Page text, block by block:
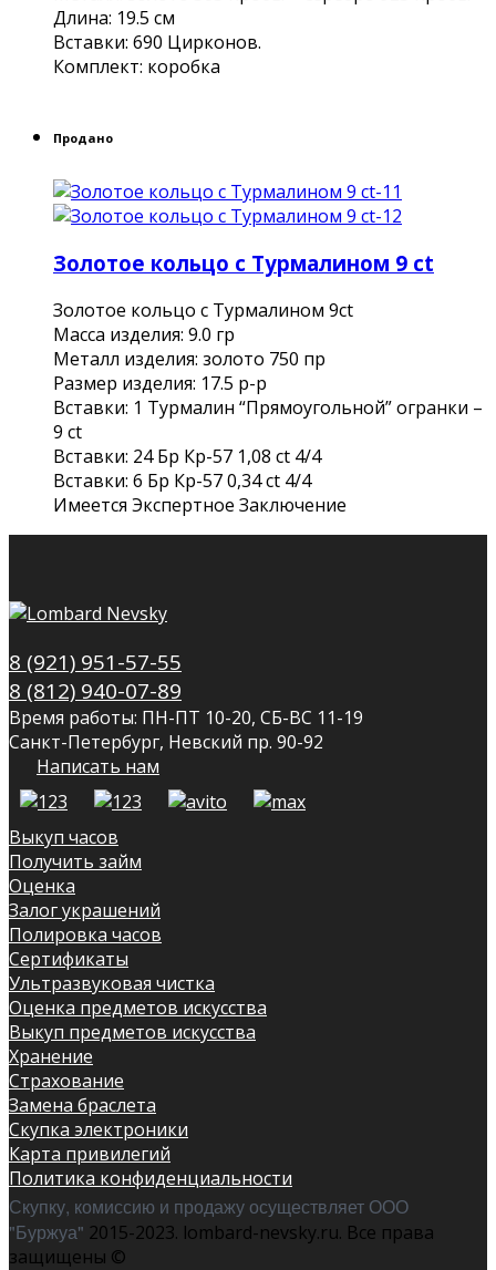
Длина: 19.5 см
Вставки: 690 Цирконов.
Комплект: коробка
Продано
Золотое кольцо с Турмалином 9 ct
Золотое кольцо с Турмалином 9ct
Масса изделия: 9.0 гр
Металл изделия: золото 750 пр
Размер изделия: 17.5 р-р
Вставки: 1 Турмалин “Прямоугольной” огранки –
9 ct
Вставки: 24 Бр Кр-57 1,08 ct 4/4
Вставки: 6 Бр Кр-57 0,34 ct 4/4
Имеется Экспертное Заключение
8 (921) 951-57-55
8 (812) 940-07-89
Время работы: ПН-ПТ 10-20, СБ-ВС 11-19
Санкт-Петербург, Невский пр. 90-92
Написать нам
Выкуп часов
Получить займ
Оценка
Залог украшений
Полировка часов
Сертификаты
Ультразвуковая чистка
Оценка предметов искусства
Выкуп предметов искусства
Хранение
Страхование
Замена браслета
Скупка электроники
Карта привилегий
Политика конфиденциальности
Скупку, комиссию и продажу осуществляет ООО
"Буржуа" 2015-2023. lombard-nevsky.ru. Все права
защищены ©